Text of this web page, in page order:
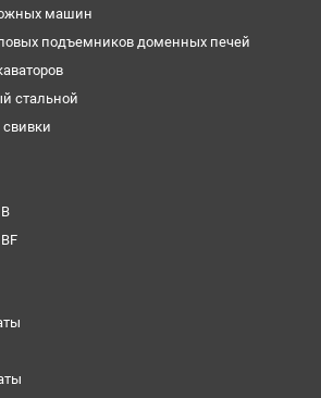
машин
подъемников доменных печей
стальной
свивки